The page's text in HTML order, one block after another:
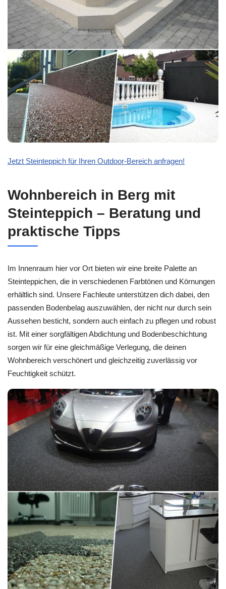
Jetzt Steinteppich für Ihren Outdoor-Bereich anfragen!
Wohnbereich in Berg mit
Steinteppich – Beratung und
praktische Tipps
Im Innenraum hier vor Ort bieten wir eine breite Palette an
Steinteppichen, die in verschiedenen Farbtönen und Körnungen
erhältlich sind. Unsere Fachleute unterstützen dich dabei, den
passenden Bodenbelag auszuwählen, der nicht nur durch sein
Aussehen besticht, sondern auch einfach zu pflegen und robust
ist. Mit einer sorgfältigen Abdichtung und Bodenbeschichtung
sorgen wir für eine gleichmäßige Verlegung, die deinen
Wohnbereich verschönert und gleichzeitig zuverlässig vor
Feuchtigkeit schützt.